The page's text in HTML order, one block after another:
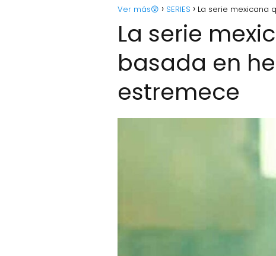
Ver más😲 SERIES La serie mexicana
La serie
basada en
estremece